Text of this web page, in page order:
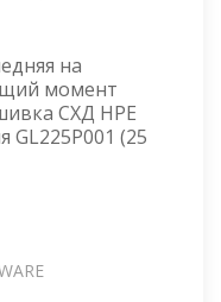
на
момент
СХД HPE
GL225P001 (25